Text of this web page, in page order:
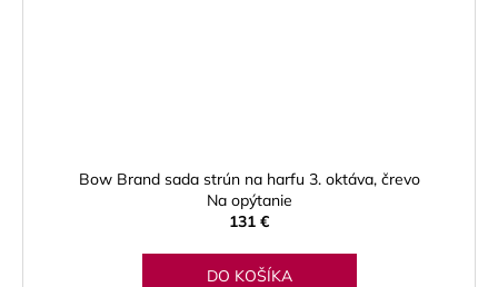
Bow Brand sada strún na harfu 3. oktáva, črevo
Na opýtanie
131 €
DO KOŠÍKA